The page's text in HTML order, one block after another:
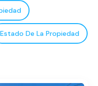
Estado De La Propiedad